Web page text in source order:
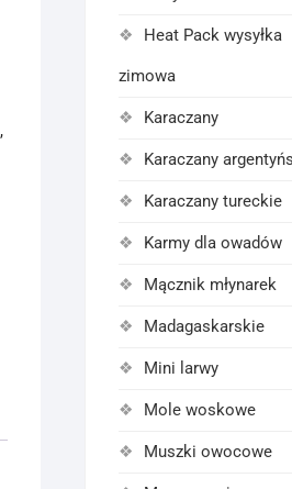
,
Heat Pack wysyłka
zimowa
Karaczany
Karaczany
Karaczany tureckie
Karmy dla owadów
Mącznik młynarek
Madagaskarskie
Mini larwy
Mole woskowe
Muszki owocowe